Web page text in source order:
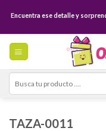
content
Encuentra ese detalle y
Search
for:
TAZA-0011